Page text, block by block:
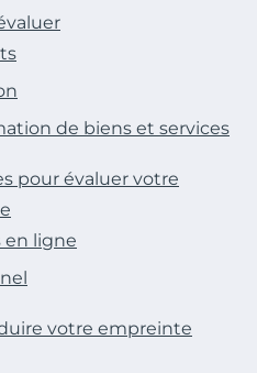
de biens et services
pour évaluer votre
en ligne
votre empreinte